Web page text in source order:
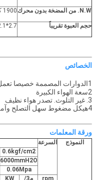
N.W. من المضخة بدون محرك 1900 كجم
حجم العبوة تقريباً 2.7*2.1*2.65m (L*W*H)
الخصائص
1الدوارات المصممة خصيصا تعمل بسلاسة
2سعة الهواء الكبيرة
3. غير التلوث. تصدر هواء نظيف
4هيكل مضغوط سهل التصلح وآمن للاستخدام
ورقة المعلمات
النموذج السرعة
0.6kgf/cm2
6000mmH2O
0.06Mpa